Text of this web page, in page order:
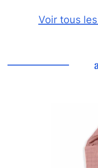
Voir tous